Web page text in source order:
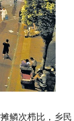
鳞次栉比，乡民